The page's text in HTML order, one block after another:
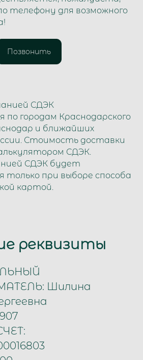
телефону для возможного
Позвонить
СДЭК
городам Краснодарского
и ближайших
Стоимость доставки
СДЭК.
СДЭК будет
только при выборе способа
картой.
реквизиты
Шилина